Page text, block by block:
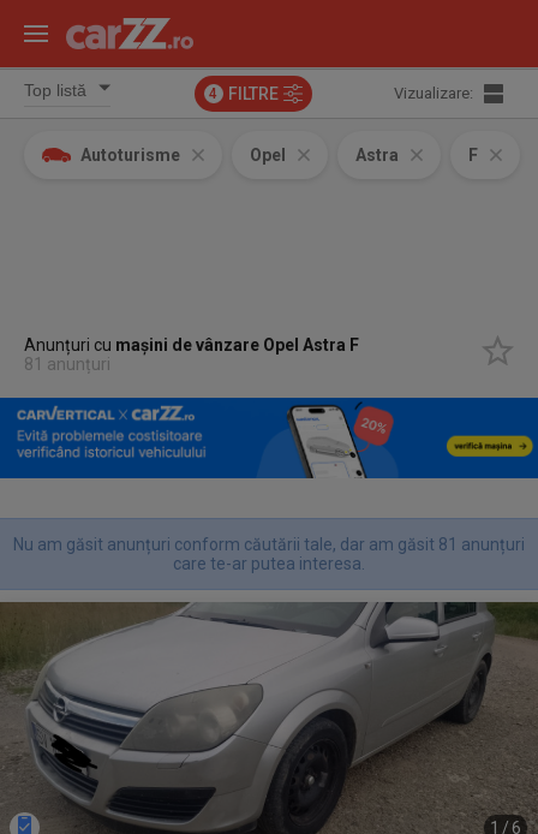
4 FILTRE Vizualizare:
Autoturisme Opel Astra F
Anunțuri cu mașini de vânzare Opel Astra F
81 anunțuri
Nu am găsit anunțuri conform căutării tale, dar am găsit 81 anunțuri
care te-ar putea interesa.
1 /6